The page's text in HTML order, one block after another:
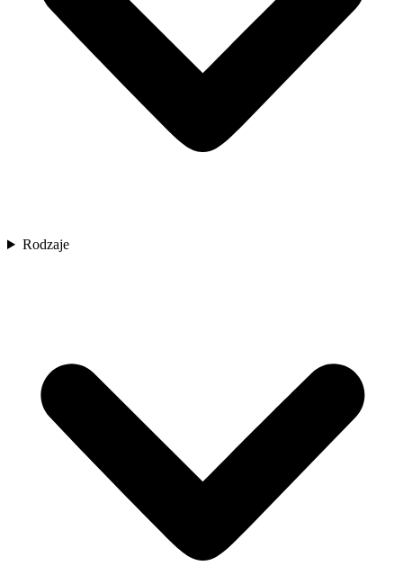
Rodzaje